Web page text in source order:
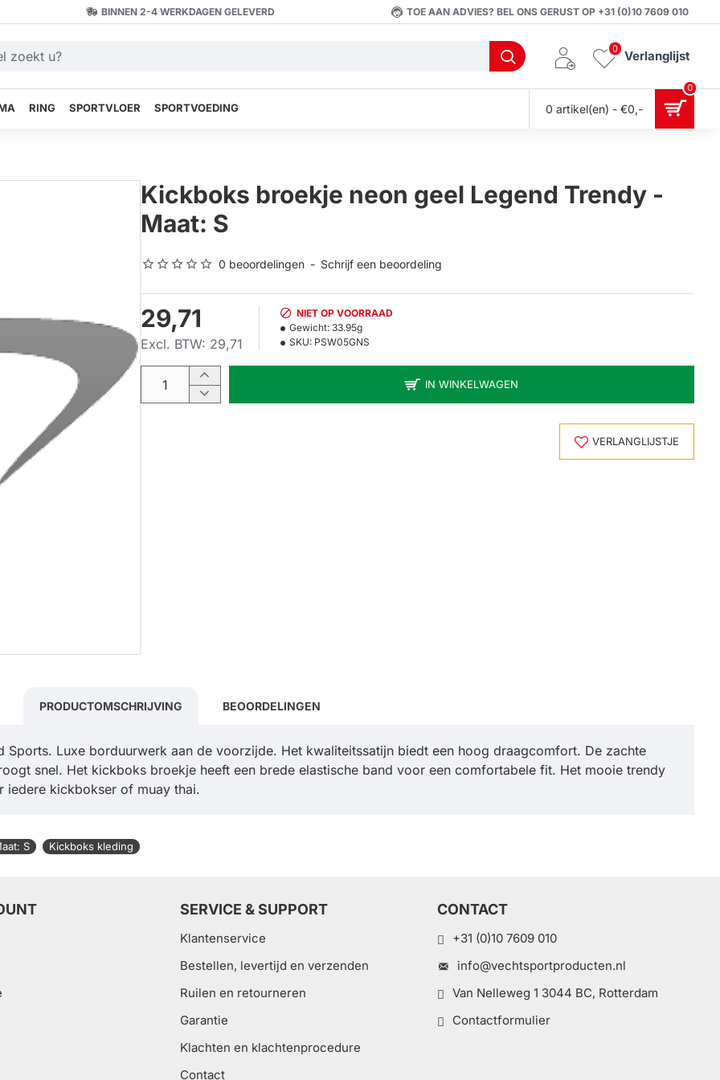
BINNEN 2-4 WERKDAGEN GELEVERD TOE AAN ADVIES? BEL ONS GERUST OP +31 (0)10 7609 010
Verlanglijst
0
RING SPORTVLOER SPORTVOEDING 0 artikel(en) - €0,-
0
Kickboks broekje neon geel Legend Trendy -
Maat: S
0 beoordelingen - Schrijf een beoordeling
29,71
Excl. BTW: 29,71
NIET OP VOORRAAD
Gewicht: 33.95g
SKU: PSW05GNS
IN WINKELWAGEN
VERLANGLIJSTJE
PRODUCTOMSCHRIJVING BEOORDELINGEN
Luxe borduurwerk aan de voorzijde. Het kwaliteitssatijn biedt een hoog draagcomfort. De zachte
snel. Het kickboks broekje heeft een brede elastische band voor een comfortabele fit. Het mooie trendy
iedere kickbokser of muay thai.
S Kickboks kleding
SERVICE & SUPPORT
Klantenservice
Bestellen, levertijd en verzenden
Ruilen en retourneren
Garantie
Klachten en klachtenprocedure
Contact
CONTACT
+31 (0)10 7609 010
info@vechtsportproducten.nl
Van Nelleweg 1 3044 BC, Rotterdam
Contactformulier